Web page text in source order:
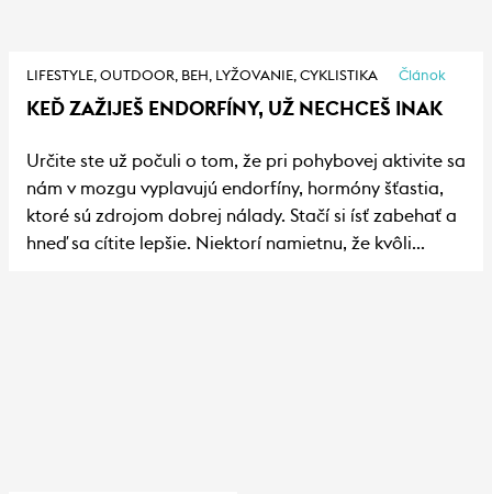
LIFESTYLE, OUTDOOR, BEH, LYŽOVANIE, CYKLISTIKA Článok
KEĎ ZAŽIJEŠ ENDORFÍNY, UŽ NECHCEŠ INAK
Určite ste už počuli o tom, že pri pohybovej aktivite sa
nám v mozgu vyplavujú endorfíny, hormóny šťastia,
ktoré sú zdrojom dobrej nálady. Stačí si ísť zabehať a
hneď sa cítite lepšie. Niektorí namietnu, že kvôli
nové myšlienky aj
nápady. Nedávne
keď sa k nim pridá
adrenalín, až potom
môže naša hlava zažiť
blahodarné NIC. A to